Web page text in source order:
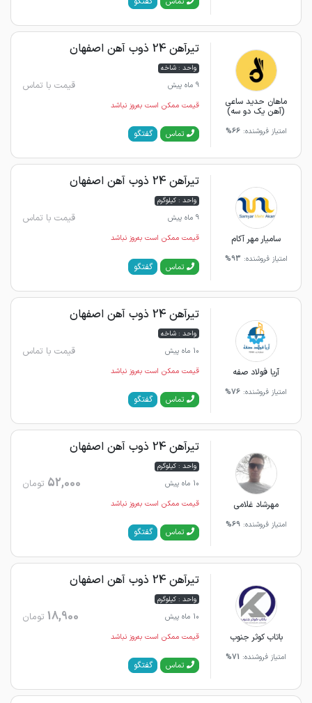
ماهان حدید ساعی
(آهن یک دو سه)
امتیاز فروشنده:66%
تیرآهن 24 ذوب آهن اصفهان
واحد : شاخه
9 ماه پیش
قیمت با تماس
قیمت ممکن است به‌روز نباشد
تماس گفتگو
سامیار مهر آکام
امتیاز فروشنده: 93%
تیرآهن 24 ذوب آهن اصفهان
واحد : کیلوگرم
9 ماه پیش
قیمت با تماس
قیمت ممکن است به‌روز نباشد
تماس گفتگو
آریا فولاد صفه
امتیاز فروشنده: 76%
تیرآهن 24 ذوب آهن اصفهان
واحد : شاخه
10 ماه پیش
قیمت با تماس
قیمت ممکن است به‌روز نباشد
تماس گفتگو
مهرشاد غلامی
امتیاز فروشنده:69%
تیرآهن 24 ذوب آهن اصفهان
واحد : کیلوگرم
10 ماه پیش
52,000 تومان
قیمت ممکن است به‌روز نباشد
تماس گفتگو
باتاب کوثر جنوب
امتیاز فروشنده: 71%
تیرآهن 24 ذوب آهن اصفهان
واحد : کیلوگرم
10 ماه پیش
18,900 تومان
قیمت ممکن است به‌روز نباشد
تماس گفتگو